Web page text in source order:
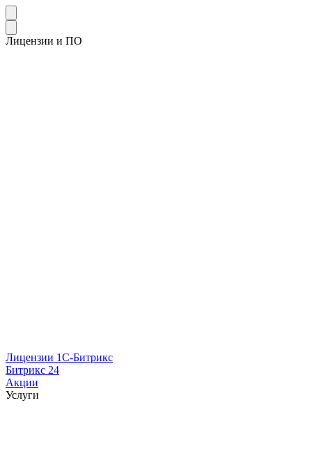
Лицензии и ПО
Лицензии 1С-Битрикс
Битрикс 24
Акции
Услуги